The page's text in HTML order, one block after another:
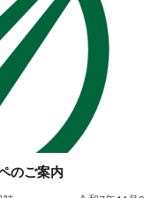
のご案内